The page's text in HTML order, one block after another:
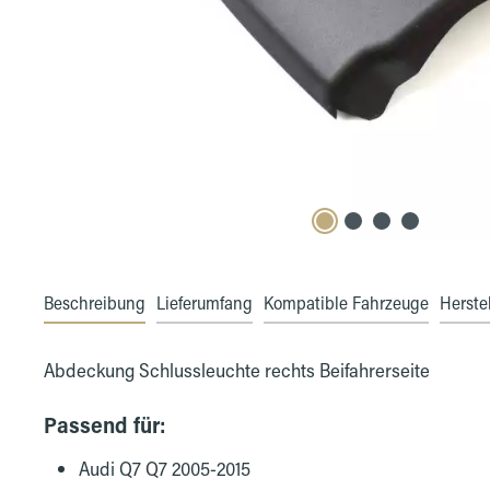
Beschreibung Lieferumfang Kompatible Fahrzeuge
Abdeckung Schlussleuchte rechts Beifahrerseite
Passend für:
Audi Q7 Q7 2005-2015